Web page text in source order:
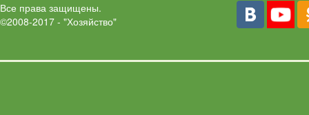
Все права защищены.
©2008-2017 - "Хозяйство"